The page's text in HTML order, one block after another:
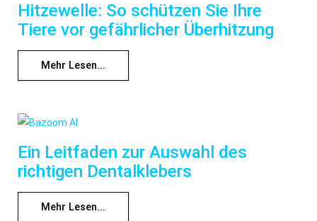
Hitzewelle: So schützen Sie Ihre
Tiere vor gefährlicher Überhitzung
Mehr Lesen...
Ein Leitfaden zur Auswahl des
richtigen Dentalklebers
Mehr Lesen...